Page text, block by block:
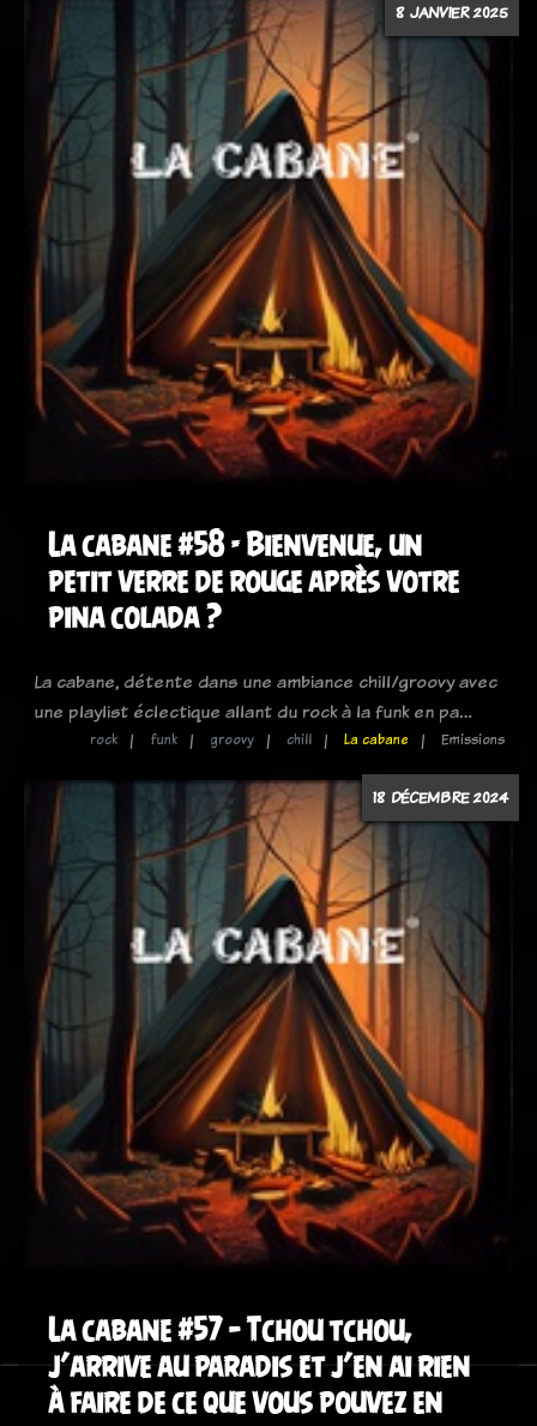
8 JANVIER 2025
La cabane #58 - Bienvenue, un
petit verre de rouge après votre
pina colada ?
La cabane, détente dans une ambiance chill/groovy avec
une playlist éclectique allant du rock à la funk en pa…
rock funk groovy chill La cabane Emissions
18 DÉCEMBRE 2024
La cabane #57 – Tchou tchou,
j’arrive au paradis et j’en ai rien
à faire de ce que vous pouvez en